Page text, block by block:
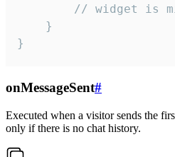
// widget is
    }
}
onMessageSent#
Executed when a visitor sends the
only if there is no chat history.